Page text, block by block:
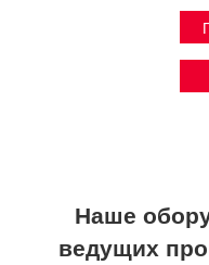
Наше
ведущих